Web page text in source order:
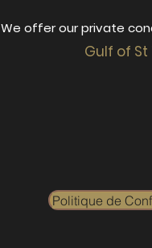
We offer our private
Gulf of St
Politique de